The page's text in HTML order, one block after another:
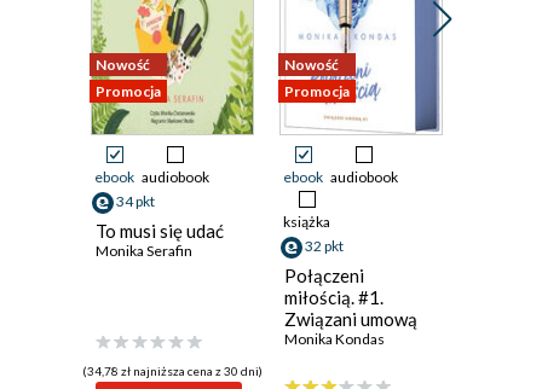
Nowość
Promocja
ebook audiobook
34 pkt
To musi się udać
Monika Serafin
(34,78 zł najniższa cena z 30 dni)
Nowość
Promocja
ebook audiobook
książka
32 pkt
Połączeni
miłością. #1.
Związani umową
Monika Kondas